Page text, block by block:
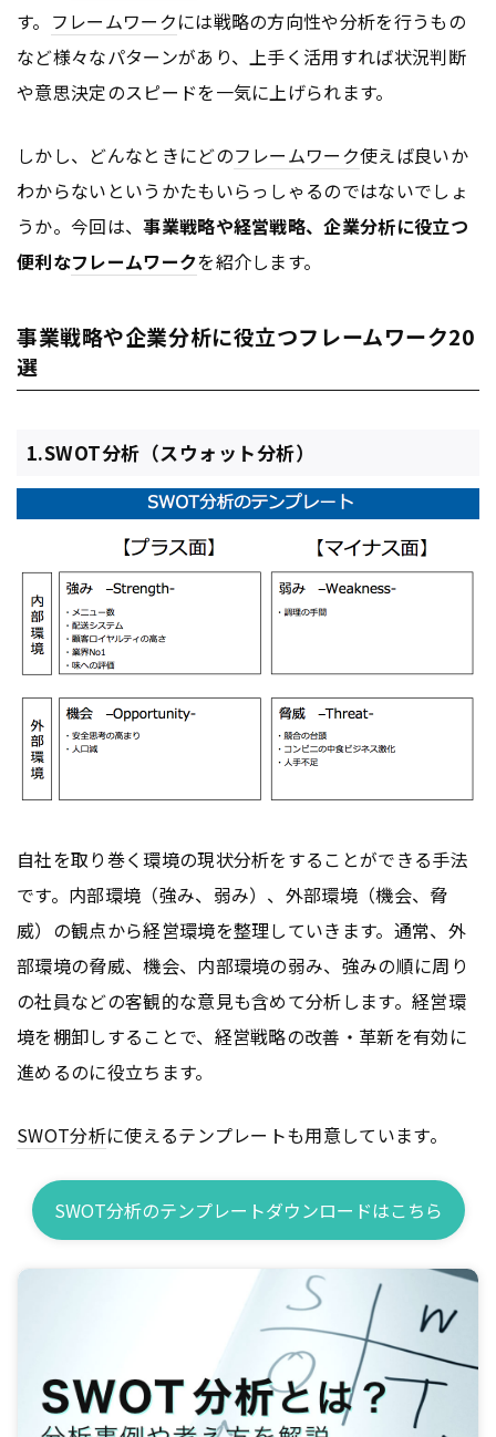
す。 フレームワークには戦略の方向性や分析を行うもの
など様々なパターンがあり、上手く活用すれば状況判断
や意思決定のスピードを一気に上げられます。
しかし、どんなときにどのフレームワーク使えば良いか
わからないというかたもいらっしゃるのではないでしょ
うか。今回は、事業戦略や経営戦略、企業分析に役立つ
便利なフレームワークを紹介します。
事業戦略や企業分析に役立つフレームワーク20
選
1.SWOT分析（スウォット分析）
自社を取り巻く環境の現状分析をすることができる手法
です。内部環境（強み、弱み）、外部環境（機会、脅
威）の観点から経営環境を整理していきます。通常、外
部環境の脅威、機会、内部環境の弱み、強みの順に周り
の社員などの客観的な意見も含めて分析します。経営環
境を棚卸しすることで、経営戦略の改善・革新を有効に
進めるのに役立ちます。
SWOT分析に使えるテンプレートも用意しています。
SWOT分析のテンプレートダウンロードはこちら